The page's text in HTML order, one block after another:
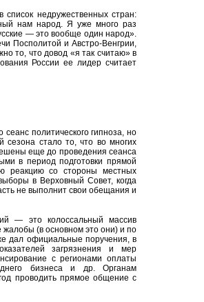
недружественных стран:
нам народ. Я уже много раз
— это вообще один народ».
Посполитой и Австро-Венгрии,
то, что довод «я так считаю» в
России ее лидер считает
политического гипноза, но
сезона стало то, что во многих
еще до проведения сеанса
в период подготовки прямой
реакцию со стороны местных
в Верховный Совет, когда
не выполнит свои обещания и
— это колоссальный массив
(в основном это они) и по
дал официальные поручения, в
загрязнения и мер
с регионами оплаты
бизнеса и др. Органам
проводить прямое общение с